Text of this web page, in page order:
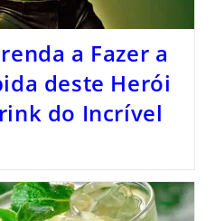
a Fazer a
deste Herói
do Incrível